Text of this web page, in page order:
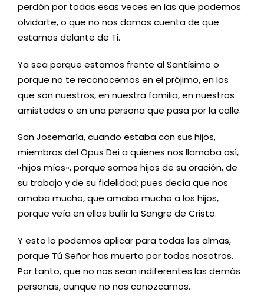
perdón por todas esas veces en las que podemos
olvidarte, o que no nos damos cuenta de que
estamos delante de Ti.
Ya sea porque estamos frente al Santísimo o
porque no te reconocemos en el prójimo, en los
que son nuestros, en nuestra familia, en nuestras
amistades o en una persona que pasa por la calle.
San Josemaría, cuando estaba con sus hijos,
miembros del Opus Dei a quienes nos llamaba así,
«hijos míos», porque somos hijos de su oración, de
su trabajo y de su fidelidad; pues decía que nos
amaba mucho, que amaba mucho a los hijos,
porque veía en ellos bullir la Sangre de Cristo.
Y esto lo podemos aplicar para todas las almas,
porque Tú Señor has muerto por todos nosotros.
Por tanto, que no nos sean indiferentes las demás
personas, aunque no nos conozcamos.